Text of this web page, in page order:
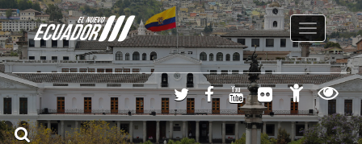
Toggle
navigation